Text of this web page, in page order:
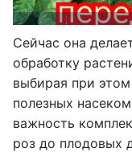
Сейчас она
обработку
выбирая при
полезных
важность
роз до плодовых